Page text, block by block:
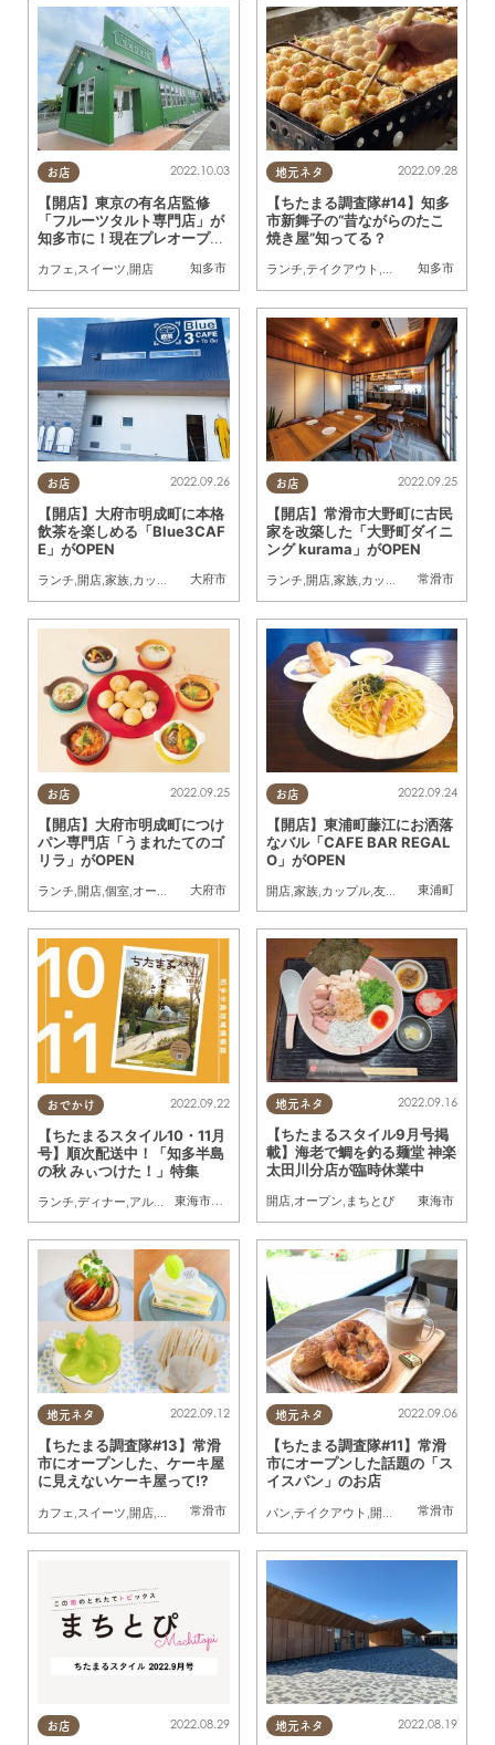
お店
知多市
2022.10.03
【開店】東京の有名店監修
「フルーツタルト専門店」が
知多市に！現在プレオープン
カフェ,スイーツ,開店
地元ネタ
知多市
2022.09.28
【ちたまる調査隊#14】知多
市新舞子の“昔ながらのたこ
焼き屋”知ってる？
ランチ,テイクアウト ,ドライブ,ちたまる
お店
大府市
2022.09.26
【開店】大府市明成町に本格
飲茶を楽しめる「Blue3CAF
E」がOPEN
ランチ,開店,家族,カップル オープン まちとぴ,大府市,中華,飲茶
お店
常滑市
2022.09.25
【開店】常滑市大野町に古民
家を改築した「大野町ダイニ
ング kurama」がOPEN
ランチ,開店,家族,カップル 友人,オープン
お店
大府市
2022.09.25
【開店】大府市明成町につけ
パン専門店「うまれたてのゴ
リラ」がOPEN
ランチ,開店,個室,オープン まちとぴ 大府市,アピタパワー,つけパン
お店
東浦町
2022.09.24
【開店】東浦町藤江にお洒落
なバル「CAFE BAR REGAL
O」がOPEN
開店,家族,カップル,友人 オープン,
おでかけ
東海市
, 大府市 知多市, 阿久比町 半田市,武豊町,南知多町
2022.09.22
【ちたまるスタイル10・11月
号】順次配送中！「知多半島
の秋 みぃつけた！」特集
ランチ,ディナー,アルコール ,ラーメン カフェ,スイーツ,テイクアウト 開店,ビューテ
地元ネタ
東海市
2022.09.16
【ちたまるスタイル9月号掲
載】海老で鯛を釣る麺堂 神楽
太田川分店が臨時休業中
開店,オープン, まちとぴ
地元ネタ
常滑市
2022.09.12
【ちたまる調査隊#13】常滑
市にオープンした、ケーキ屋
に見えないケーキ屋って⁉
カフェ,スイーツ,開店,ちたまる調査隊 ホウリュウ,ケーキ
地元ネタ
常滑市
2022.09.06
【ちたまる調査隊#11】常滑
市にオープンした話題の「ス
イスパン」のお店
パン,テイクアウト ,開店 ちたまる調査隊
お店 2022.08.29 地元ネタ 2022.08.19